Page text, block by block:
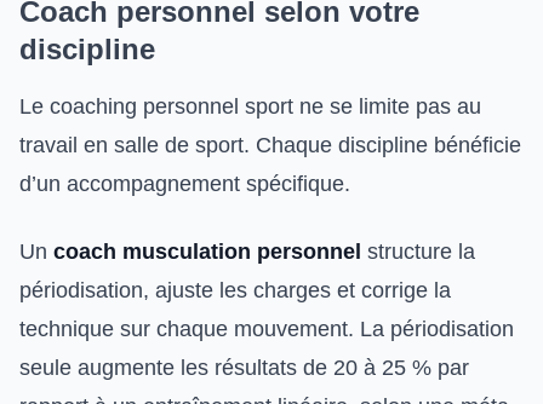
Coach personnel selon votre
discipline
Le coaching personnel sport ne se limite pas au
travail en salle de sport. Chaque discipline bénéficie
d’un accompagnement spécifique.
Un coach musculation personnel structure la
périodisation, ajuste les charges et corrige la
technique sur chaque mouvement. La périodisation
seule augmente les résultats de 20 à 25 % par